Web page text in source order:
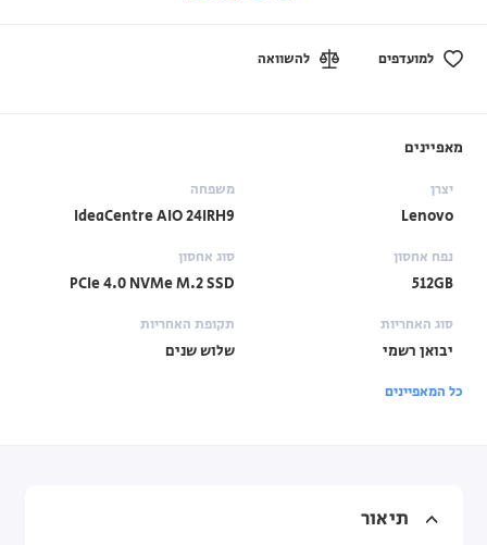
למועדפים להשוואה
מאפיינים
יצרן
Lenovo
משפחה
IdeaCentre AIO 24IRH9
נפח אחסון
512GB
סוג אחסון
PCIe 4.0 NVMe M.2 SSD
סוג האחריות
יבואן רשמי
תקופת האחריות
שלוש שנים
כל המאפיינים
תיאור